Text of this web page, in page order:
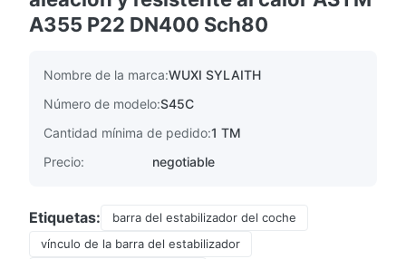
A355 P22 DN400 Sch80
Nombre de la marca:WUXI SYLAITH
Número de modelo:S45C
Cantidad mínima de pedido:1 TM
Precio:
negotiable
Etiquetas:
barra del estabilizador del coche
vínculo de la barra del estabilizador